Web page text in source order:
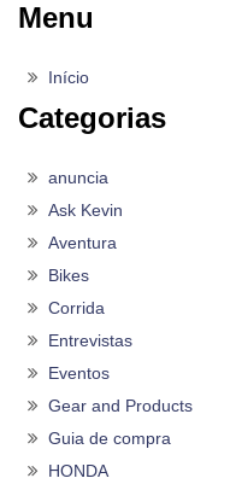
Menu
Início
Categorias
anuncia
Ask Kevin
Aventura
Bikes
Corrida
Entrevistas
Eventos
Gear and Products
Guia de compra
HONDA